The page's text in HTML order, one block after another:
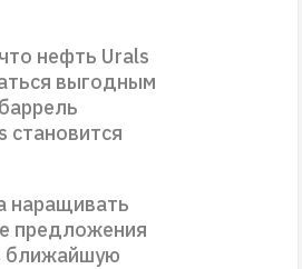
нефть Urals
выгодным
становится
наращивать
предложения
ближайшую